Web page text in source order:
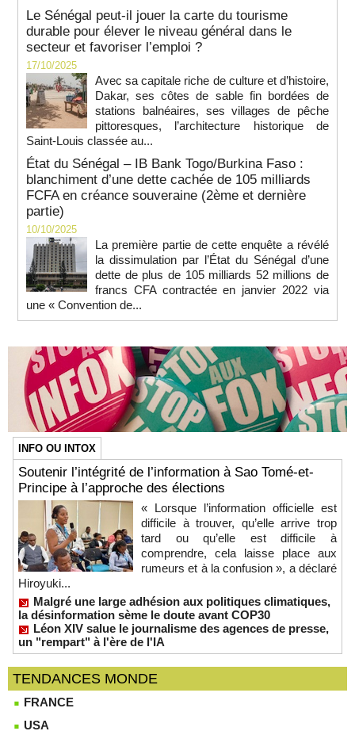
Le Sénégal peut-il jouer la carte du tourisme
durable pour élever le niveau général dans le
secteur et favoriser l’emploi ?
17/10/2025
Avec sa capitale riche de culture et d’histoire,
Dakar, ses côtes de sable fin bordées de
stations balnéaires, ses villages de pêche
pittoresques, l’architecture historique de
Saint-Louis classée au...
État du Sénégal – IB Bank Togo/Burkina Faso :
blanchiment d’une dette cachée de 105 milliards
FCFA en créance souveraine (2ème et dernière
partie)
10/10/2025
La première partie de cette enquête a révélé
la dissimulation par l’État du Sénégal d’une
dette de plus de 105 milliards 52 millions de
francs CFA contractée en janvier 2022 via
une « Convention de...
INFO OU INTOX
Soutenir l’intégrité de l’information à Sao Tomé-et-
Principe à l’approche des élections
« Lorsque l’information officielle est
difficile à trouver, qu’elle arrive trop
tard ou qu’elle est difficile à
comprendre, cela laisse place aux
rumeurs et à la confusion », a déclaré
Hiroyuki...
Malgré une large adhésion aux politiques climatiques,
la désinformation sème le doute avant COP30
Léon XIV salue le journalisme des agences de presse,
un "rempart" à l'ère de l'IA
TENDANCES MONDE
FRANCE
USA